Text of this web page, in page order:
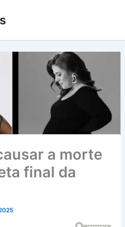
a morte
final da